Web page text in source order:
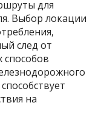
для
Выбор локации
след от
способов
на